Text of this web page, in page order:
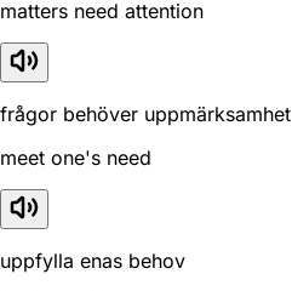
matters need attention
frågor behöver uppmärksamhet
meet one's need
uppfylla enas behov